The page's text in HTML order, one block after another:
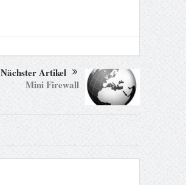
Nächster Artikel
Mini Firewall